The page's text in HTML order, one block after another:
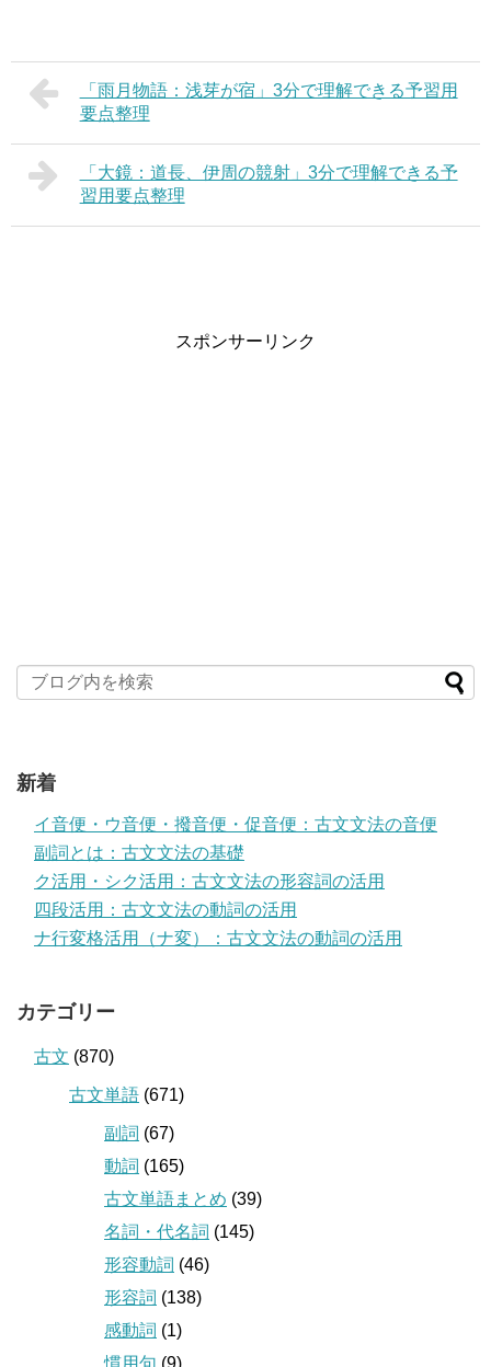
「雨月物語：浅芽が宿」3分で理解できる予習用
要点整理
「大鏡：道長、伊周の競射」3分で理解できる予
習用要点整理
スポンサーリンク
新着
イ音便・ウ音便・撥音便・促音便：古文文法の音便
副詞とは：古文文法の基礎
ク活用・シク活用：古文文法の形容詞の活用
四段活用：古文文法の動詞の活用
ナ行変格活用（ナ変）：古文文法の動詞の活用
カテゴリー
古文 (870)
古文単語 (671)
副詞 (67)
動詞 (165)
古文単語まとめ (39)
名詞・代名詞 (145)
形容動詞 (46)
形容詞 (138)
感動詞 (1)
慣用句 (9)